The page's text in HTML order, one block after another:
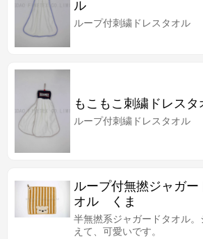
ル
ループ付刺繍ドレスタオル
もこもこ刺繍ドレスタ
ループ付刺繍ドレスタオル
ループ付無撚ジャガ
オル くま
半無撚系ジャガードタオル
えて、可愛いです。